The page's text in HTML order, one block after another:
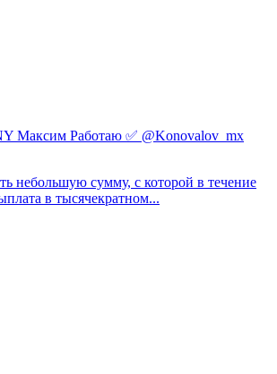
Максим Работаю ✅ @Konovalov_mx
небольшую сумму, с которой в течение
в тысячекратном...